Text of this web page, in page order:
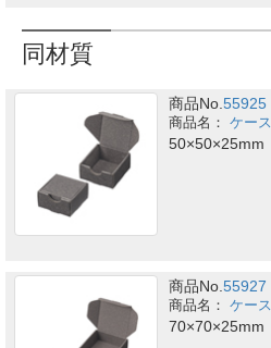
同材質
商品No.55925
ケー
50×50×25mm
商品No.55927
ケー
70×70×25mm